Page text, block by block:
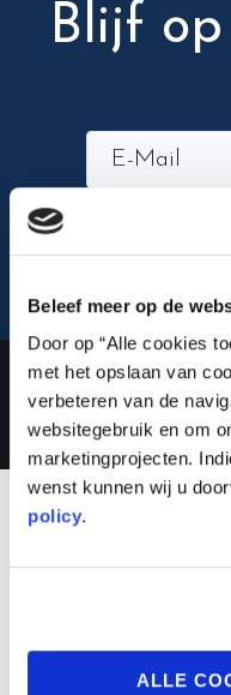
Beleef meer op de
Door op “Alle cookies
met het opslaan van
verbeteren van de
websitegebruik en om
marketingprojecten.
wenst kunnen wij u
policy.
ALLE
Blijf
Lauwert.com©2026 .
All rights reserved. –